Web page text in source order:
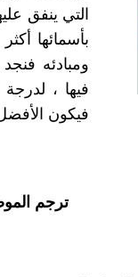
التي ينفق
بأسمائها
ومبادئه
فيها ،
فيكون
ترجم